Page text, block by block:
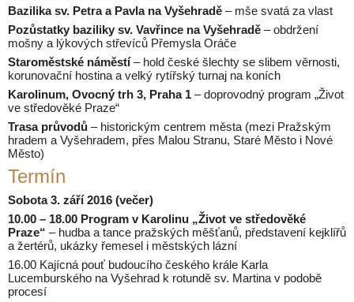
Bazilika sv. Petra a Pavla na Vyšehradě – mše svatá za vlast
Pozůstatky baziliky sv. Vavřince na Vyšehradě – obdržení
mošny a lýkových střevíců Přemysla Oráče
Staroměstské náměstí– hold české šlechty se slibem věrnosti,
korunovační hostina a velký rytířský turnaj na koních
Karolinum, Ovocný trh 3, Praha 1 – doprovodný program „Život
ve středověké Praze“
Trasa průvodů – historickým centrem města (mezi Pražským
hradem a Vyšehradem, přes Malou Stranu, Staré Město i Nové
Město)
Termín
Sobota 3. září 2016 (večer)
10.00 – 18.00 Program v Karolinu „Život ve středověké
Praze“ – hudba a tance pražských měšťanů, představení kejklířů
a žertérů, ukázky řemesel i městských lázní
16.00 Kajícná pouť budoucího českého krále Karla
Lucemburského na Vyšehrad k rotundě sv. Martina v podobě
procesí